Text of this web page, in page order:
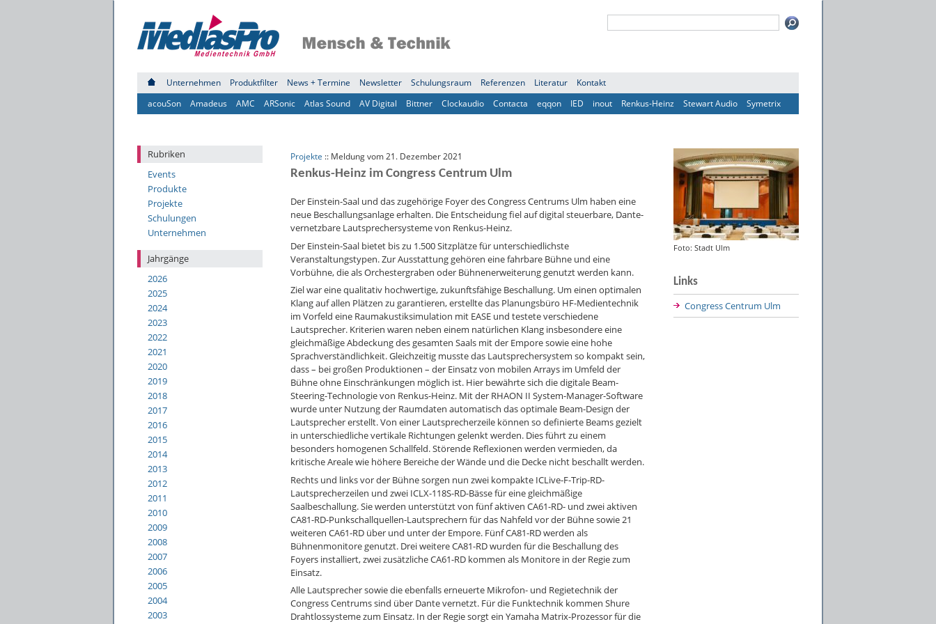
Unternehmen Produktfilter News + Termine Newsletter Schulungsraum Referenzen Literatur
Kontakt
acouSon
Amadeus AMC ARSonic Atlas Sound AV Digital Bittner Clockaudio Contacta eqqon IED inout Renkus-Heinz Stewart Audio Symetrix
Rubriken
Events
Produkte
Projekte
Schulungen
Unternehmen
Jahrgänge
2026
2025
2024
2023
2022
2021
2020
2019
2018
2017
2016
2015
2014
2013
2012
2011
2010
2009
2008
2007
2006
2005
2004
2003
Projekte :: Meldung vom 21. Dezember 2021
Renkus-Heinz im Congress Centrum Ulm
Der Einstein-Saal und das zugehörige Foyer des Congress Centrums Ulm haben eine
neue Beschallungsanlage erhalten. Die Entscheidung fiel auf digital steuerbare, Dante-
vernetzbare Lautsprechersysteme von Renkus-Heinz.
Der Einstein-Saal bietet bis zu 1.500 Sitzplätze für unterschiedlichste
Veranstaltungstypen. Zur Ausstattung gehören eine fahrbare Bühne und eine
Vorbühne, die als Orchestergraben oder Bühnenerweiterung genutzt werden kann.
Ziel war eine qualitativ hochwertige, zukunftsfähige Beschallung. Um einen optimalen
Klang auf allen Plätzen zu garantieren, erstellte das Planungsbüro HF-Medientechnik
im Vorfeld eine Raumakustiksimulation mit EASE und testete verschiedene
Lautsprecher. Kriterien waren neben einem natürlichen Klang insbesondere eine
gleichmäßige Abdeckung des gesamten Saals mit der Empore sowie eine hohe
Sprachverständlichkeit. Gleichzeitig musste das Lautsprechersystem so kompakt sein,
dass – bei großen Produktionen – der Einsatz von mobilen Arrays im Umfeld der
Bühne ohne Einschränkungen möglich ist. Hier bewährte sich die digitale Beam-
Steering-Technologie von Renkus-Heinz. Mit der RHAON II System-Manager-Software
wurde unter Nutzung der Raumdaten automatisch das optimale Beam-Design der
Lautsprecher erstellt. Von einer Lautsprecherzeile können so definierte Beams gezielt
in unterschiedliche vertikale Richtungen gelenkt werden. Dies führt zu einem
besonders homogenen Schallfeld. Störende Reflexionen werden vermieden, da
kritische Areale wie höhere Bereiche der Wände und die Decke nicht beschallt werden.
Rechts und links vor der Bühne sorgen nun zwei kompakte ICLive-F-Trip-RD-
Lautsprecherzeilen und zwei ICLX-118S-RD-Bässe für eine gleichmäßige
Saalbeschallung. Sie werden unterstützt von fünf aktiven CA61-RD- und zwei aktiven
CA81-RD-Punkschallquellen-Lautsprechern für das Nahfeld vor der Bühne sowie 21
weiteren CA61-RD über und unter der Empore. Fünf CA81-RD werden als
Bühnenmonitore genutzt. Drei weitere CA81-RD wurden für die Beschallung des
Foyers installiert, zwei zusätzliche CA61-RD kommen als Monitore in der Regie zum
Einsatz.
Alle Lautsprecher sowie die ebenfalls erneuerte Mikrofon- und Regietechnik der
Congress Centrums sind über Dante vernetzt. Für die Funktechnik kommen Shure
Drahtlossysteme zum Einsatz. In der Regie sorgt ein Yamaha Matrix-Prozessor für die
Foto: Stadt Ulm
Links
Congress Centrum Ulm